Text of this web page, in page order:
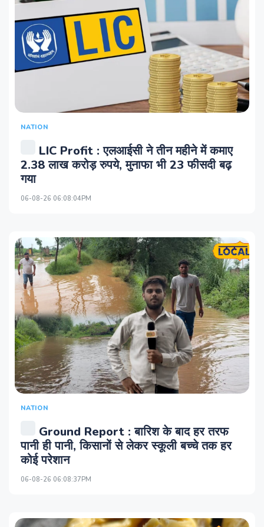
NATION
LIC Profit : एलआईसी ने तीन महीने में कमाए
2.38 लाख करोड़ रुपये, मुनाफा भी 23 फीसदी बढ़
गया
06-08-26 06:08:04PM
NATION
Ground Report : बारिश के बाद हर तरफ
पानी ही पानी, किसानों से लेकर स्कूली बच्चे तक हर
कोई परेशान
06-08-26 06:08:37PM